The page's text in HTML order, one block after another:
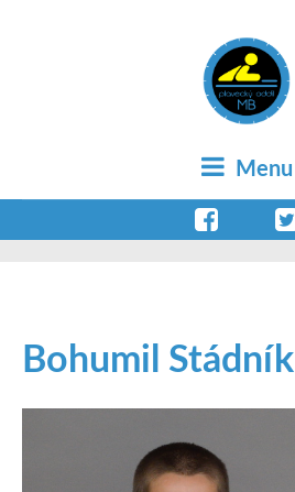
Menu
Bohumil Stádník